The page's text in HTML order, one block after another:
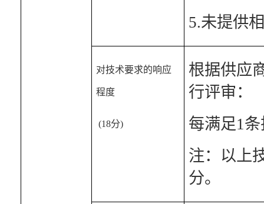
5.未提供
对技术要求的响应
程度
(18分)
根据供应
行评审：
每满足1
注：以上
分。